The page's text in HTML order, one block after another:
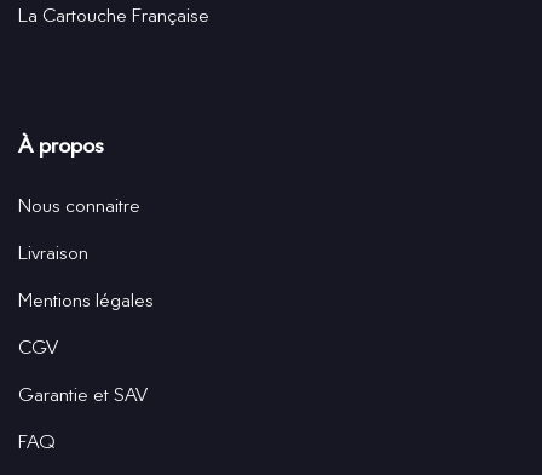
La Cartouche Française
À propos
Nous connaitre
Livraison
Mentions légales
CGV
Garantie et SAV
FAQ